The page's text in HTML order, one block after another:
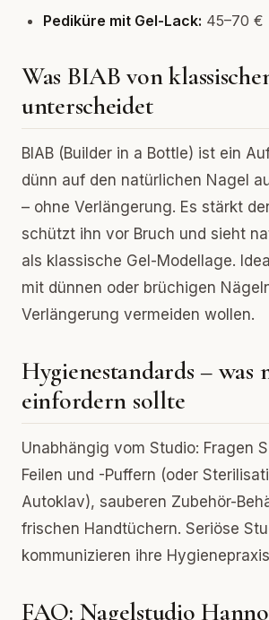
Pediküre mit Gel-Lack: 45–70 €
Was BIAB von
unterscheidet
BIAB (Builder in a Bottle) ist ein
dünn auf den natürlichen Nagel
– ohne Verlängerung. Es stärkt
schützt ihn vor Bruch und sieht
als klassische Gel-Modellage.
mit dünnen oder brüchigen
Verlängerung vermeiden wollen.
Hygienestandards – was
einfordern sollte
Unabhängig vom Studio: Fragen
Feilen und -Puffern (oder
Autoklav), sauberen Zubehör-
frischen Handtüchern. Seriöse
kommunizieren ihre
FAQ: Nagelstudio